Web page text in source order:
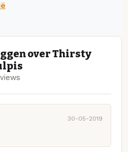
over Thirsty
30-05-2019